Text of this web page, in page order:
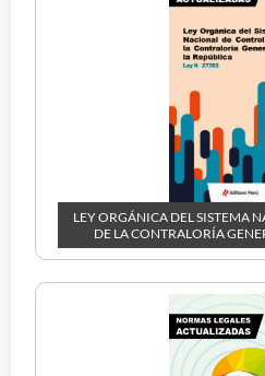
LEY ORGÁNICA DEL SISTEMA
DE LA CONTRALORÍA